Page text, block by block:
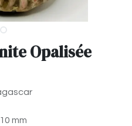
Opalisée
mm